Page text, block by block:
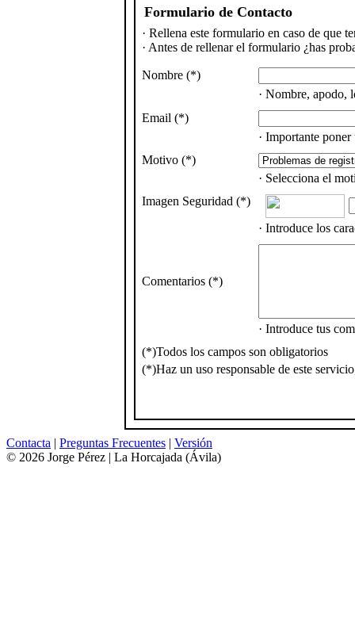
Formulario de Contacto
· Rellena este formulario en caso de que
· Antes de rellenar el formulario ¿has
Nombre (*)
· Nombre, apodo,
Email (*)
· Importante
Motivo (*)
· Selecciona el
Imagen Seguridad (*)
· Introduce los
Comentarios (*)
· Introduce tus
(*)Todos los campos son obligatorios
(*)Haz un uso responsable de este
Contacta | Preguntas Frecuentes | Versión
© 2026 Jorge Pérez | La Horcajada (Ávila)